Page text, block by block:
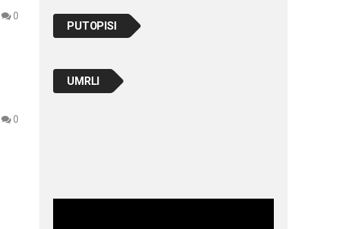
0
0
PUTOPISI
UMRLI